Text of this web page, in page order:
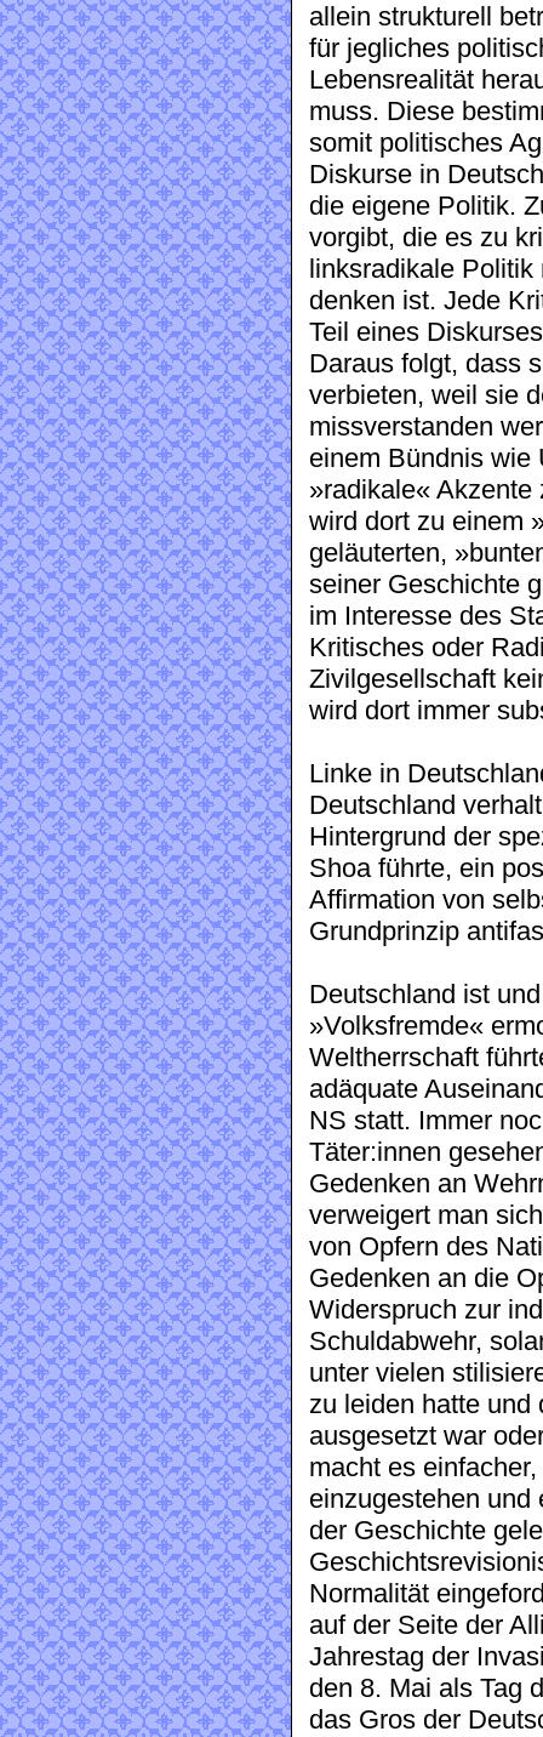
allein strukturell
für jegliches
Lebensrealität
muss. Diese
somit politisches
Diskurse in
die eigene Politik.
vorgibt, die es zu
linksradikale
denken ist. Jede
Teil eines
Daraus folgt, dass
verbieten, weil sie
missverstanden
einem Bündnis wie
»radikale«
wird dort zu einem
geläuterten,
seiner Geschichte
im Interesse des
Kritisches oder
Zivilgesellschaft
wird dort immer
Linke in
Deutschland
Hintergrund der
Shoa führte, ein
Affirmation von
Grundprinzip
Deutschland ist
»Volksfremde«
Weltherrschaft
adäquate
NS statt. Immer
Täter:innen
Gedenken an
verweigert man
von Opfern des
Gedenken an die
Widerspruch zur
Schuldabwehr,
unter vielen
zu leiden hatte und
ausgesetzt war
macht es
einzugestehen und
der Geschichte
Normalität
auf der Seite der
Jahrestag der
den 8. Mai als Tag
das Gros der